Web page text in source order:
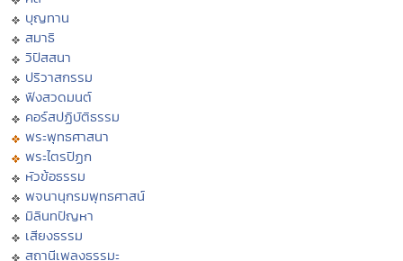
บุญทาน
สมาธิ
วิปัสสนา
ปริวาสกรรม
ฟังสวดมนต์
คอร์สปฏิบัติธรรม
พระพุทธศาสนา
พระไตรปิฏก
หัวข้อธรรม
พจนานุกรมพุทธศาสน์
มิลินทปัญหา
เสียงธรรม
สถานีเพลงธรรมะ